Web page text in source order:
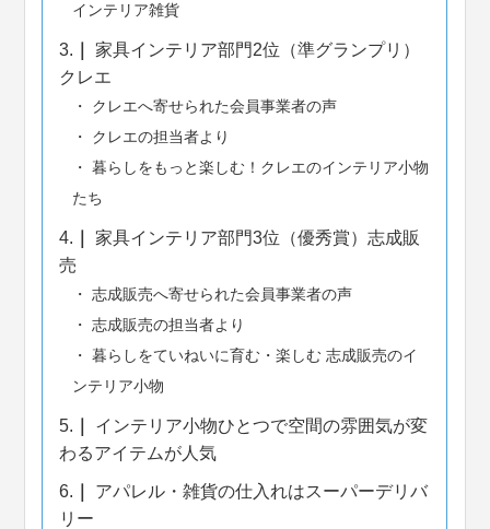
インテリア雑貨
3.
家具インテリア部門2位（準グランプリ）
クレエ
クレエへ寄せられた会員事業者の声
クレエの担当者より
暮らしをもっと楽しむ！クレエのインテリア小物
たち
4.
家具インテリア部門3位（優秀賞）志成販
売
志成販売へ寄せられた会員事業者の声
志成販売の担当者より
暮らしをていねいに育む・楽しむ 志成販売のイ
ンテリア小物
5.
インテリア小物ひとつで空間の雰囲気が変
わるアイテムが人気
6.
アパレル・雑貨の仕入れはスーパーデリバ
リー